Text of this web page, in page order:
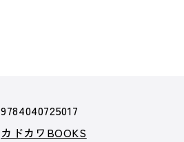
9784040725017
カドカワBOOKS